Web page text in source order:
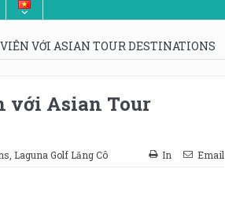
VỚI ASIAN TOUR DESTINATIONS
với Asian Tour
Laguna Golf Lăng Cô In Email